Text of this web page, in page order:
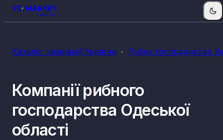
Каталог компаній України Рибне господарство
Компанії рибного
господарства Одеської
області
КВЕДи рибних господарств
03.21 Морське рибництво (аквакультура)
Прісноводне рибництво (аквакультура)